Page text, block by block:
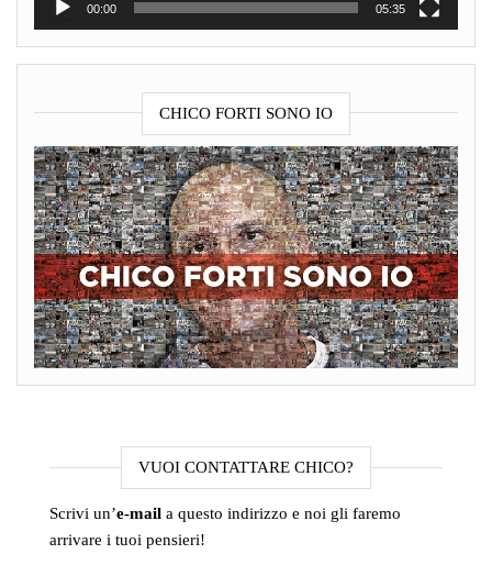
00:00 05:35
CHICO FORTI SONO IO
VUOI CONTATTARE CHICO?
Scrivi un’e-mail a questo indirizzo e noi gli faremo
arrivare i tuoi pensieri!